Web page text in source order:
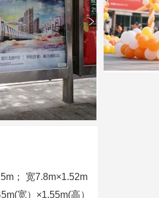
； 宽7.8m×1.52m
宽）×1.55m(高）